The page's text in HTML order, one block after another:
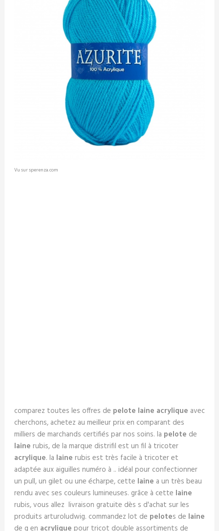
Vu sur sperenza.com
comparez toutes les offres de pelote laine acrylique avec
cherchons, achetez au meilleur prix en comparant des
milliers de marchands certifiés par nos soins. la pelote de
laine rubis, de la marque distrifil est un fil à tricoter
acrylique. la laine rubis est très facile à tricoter et
adaptée aux aiguilles numéro à .. idéal pour confectionner
un pull, un gilet ou une écharpe, cette laine a un très beau
rendu avec ses couleurs lumineuses. grâce à cette laine
rubis, vous allez livraison gratuite dès s d'achat sur les
produits arturoludwig. commandez lot de pelotes de laine
de g en acrylique pour tricot double assortiments de